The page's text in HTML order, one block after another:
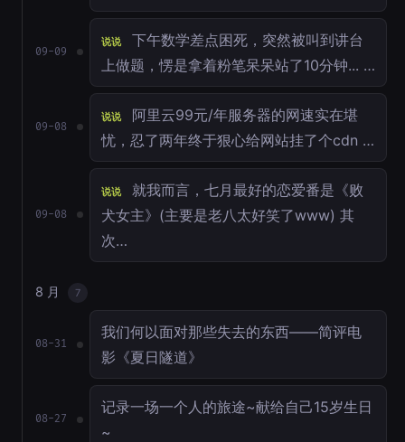
09-09
说说
下午数学差点困死，突然被叫到讲台
上做题，愣是拿着粉笔呆呆站了10分钟... …
09-08
说说
阿里云99元/年服务器的网速实在堪
忧，忍了两年终于狠心给网站挂了个cdn …
09-08
说说
就我而言，七月最好的恋爱番是《败
犬女主》(主要是老八太好笑了www) 其
次…
8 月 7
08-31
我们何以面对那些失去的东西——简评电
影《夏日隧道》
08-27
记录一场一个人的旅途~献给自己15岁生日
~